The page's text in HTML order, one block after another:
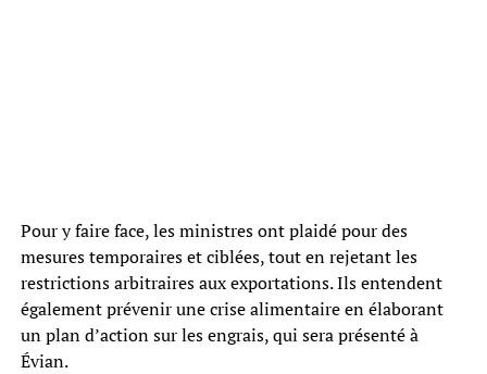
Pour y faire face, les ministres ont plaidé pour des
mesures temporaires et ciblées, tout en rejetant les
restrictions arbitraires aux exportations. Ils entendent
également prévenir une crise alimentaire en élaborant
un plan d’action sur les engrais, qui sera présenté à
Évian.